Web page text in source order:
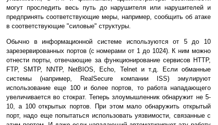
могут проследить весь путь до нарушителя или нарушителей и
предпринять соответствующие меры, например, сообщить об атаке
в соответствующие "силовые" структуры.
Обычно в информационной системе используются от 5 до 10
зарезервированных портов (с номерами от 1 до 1024). К ним можно
отнести порты, отвечающие за функционирование сервисов HTTP,
FTP, SMTP, NNTP, NetBIOS, Echo, Telnet и т.д. Если обманные
системы (например, RealSecure компании ISS) эмулируют
использование еще 100 и более портов, то работа нападающего
увеличивается во стократ. Теперь злоумышленник обнаружит не 5-
10, а 100 открытых портов. При этом мало обнаружить открытый
порт, надо еще попытаться использовать уязвимости, связанные с